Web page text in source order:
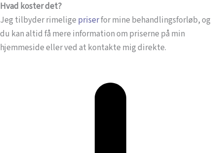
Hvad koster det?
Jeg tilbyder rimelige priserfor mine behandlingsforløb, og
du kan altid få mere information om priserne på min
hjemmeside eller ved at kontakte mig direkte.